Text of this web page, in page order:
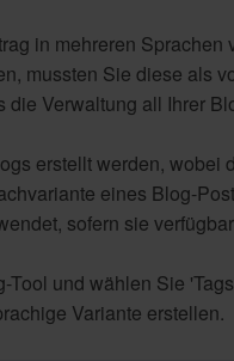
in mehreren Sprachen
mussten Sie diese als
Verwaltung all Ihrer
erstellt werden, wobei
eines Blog-
sofern sie
und wählen Sie
Variante erstellen.